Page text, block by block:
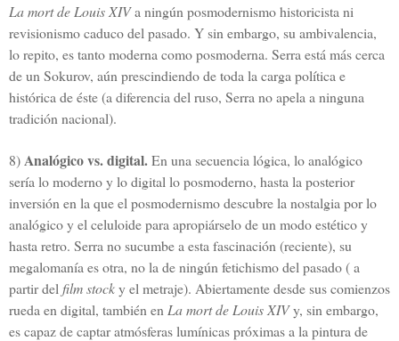
La mort de Louis XIVa ningún posmodernismo historicista ni
revisionismo caduco del pasado. Y sin embargo, su ambivalencia,
lo repito, es tanto moderna como posmoderna. Serra está más cerca
de un Sokurov, aún prescindiendo de toda la carga política e
histórica de éste (a diferencia del ruso, Serra no apela a ninguna
tradición nacional).
8)Analógico vs. digital.En una secuencia lógica, lo analógico
sería lo moderno y lo digital lo posmoderno, hasta la posterior
inversión en la que el posmodernismo descubre la nostalgia por lo
analógico y el celuloide para apropiárselo de un modo estético y
hasta retro. Serra no sucumbe a esta fascinación (reciente), su
megalomanía es otra, no la de ningún fetichismo del pasado ( a
partir del film stocky el metraje). Abiertamente desde sus comienzos
rueda en digital, también en La mort de Louis XIVy, sin embargo,
es capaz de captar atmósferas lumínicas próximas a la pintura de